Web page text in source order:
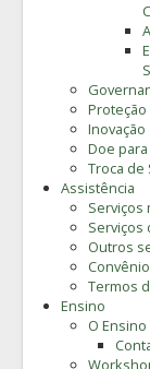
Proteção
Inovação
Doe para
Troca de
Assistência
Serviços
Serviços
Outros
Termos
Ensino
O Ensino